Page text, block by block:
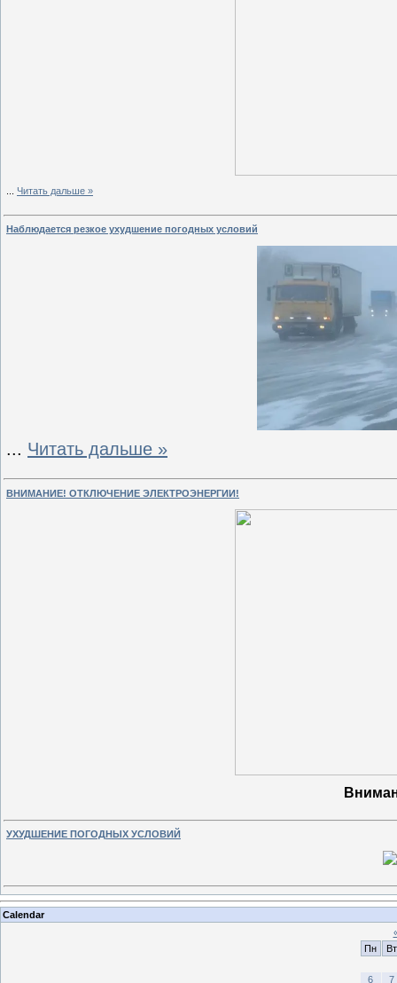
Читать дальше »
Наблюдается резкое ухудшение погодных условий
... Читать дальше »
ВНИМАНИЕ! ОТКЛЮЧЕНИЕ ЭЛЕКТРОЭНЕРГИИ!
УХУДШЕНИЕ ПОГОДНЫХ УСЛОВИЙ
Calendar
Пн
Вт
6 7